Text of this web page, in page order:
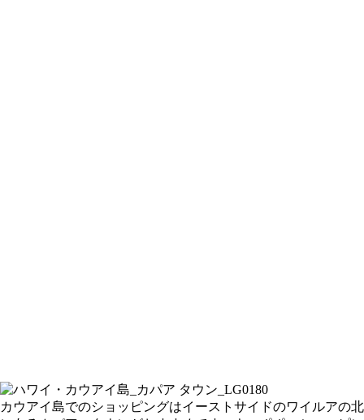
カウアイ島でのショッピングはイーストサイドのワイルアの北